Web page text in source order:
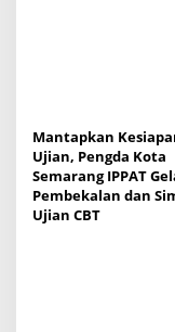
i
o
n
Mantapkan
Ujian, Pengda Kota
Semarang IPPAT
Pembekalan dan
Ujian CBT